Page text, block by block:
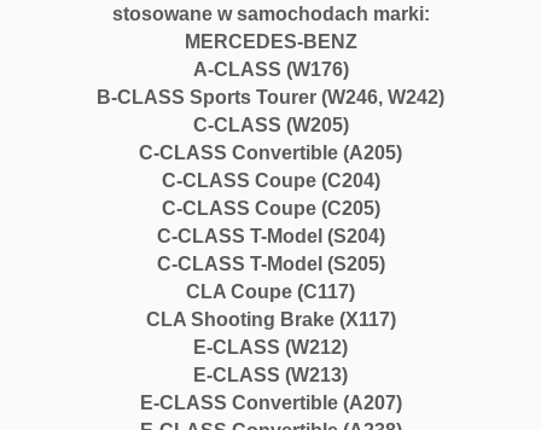
stosowane w samochodach marki:
MERCEDES-BENZ
A-CLASS (W176)
B-CLASS Sports Tourer (W246, W242)
C-CLASS (W205)
C-CLASS Convertible (A205)
C-CLASS Coupe (C204)
C-CLASS Coupe (C205)
C-CLASS T-Model (S204)
C-CLASS T-Model (S205)
CLA Coupe (C117)
CLA Shooting Brake (X117)
E-CLASS (W212)
E-CLASS (W213)
E-CLASS Convertible (A207)